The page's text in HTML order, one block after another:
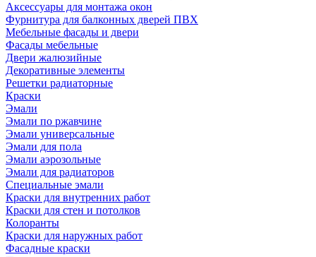
Аксессуары для монтажа окон
Фурнитура для балконных дверей ПВХ
Мебельные фасады и двери
Фасады мебельные
Двери жалюзийные
Декоративные элементы
Решетки радиаторные
Краски
Эмали
Эмали по ржавчине
Эмали универсальные
Эмали для пола
Эмали аэрозольные
Эмали для радиаторов
Специальные эмали
Краски для внутренних работ
Краски для стен и потолков
Колоранты
Краски для наружных работ
Фасадные краски